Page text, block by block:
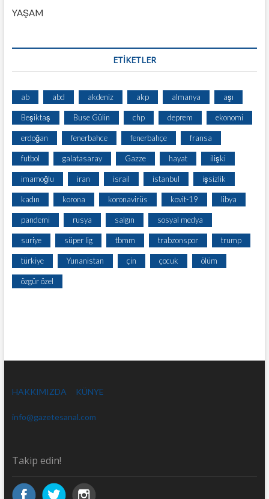
YAŞAM
ETİKETLER
ab abd akdeniz akp almanya aşı
Beşiktaş Buse Gülin chp deprem ekonomi
erdoğan fenerbahce fenerbahçe fransa
futbol galatasaray Gazze hayat ilişki
imamoğlu iran israil istanbul işsizlik
kadın korona koronavirüs kovit-19 libya
pandemi rusya salgın sosyal medya
suriye süper lig tbmm trabzonspor trump
türkiye Yunanistan çin çocuk ölüm
özgür özel
HAKKIMIZDA KÜNYE
info@gazetesanal.com
Takip edin!